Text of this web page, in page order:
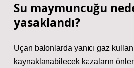
Su maymuncuğu
yasaklandı?
Uçan balonlarda yanıcı gaz
kaynaklanabilecek kazaların